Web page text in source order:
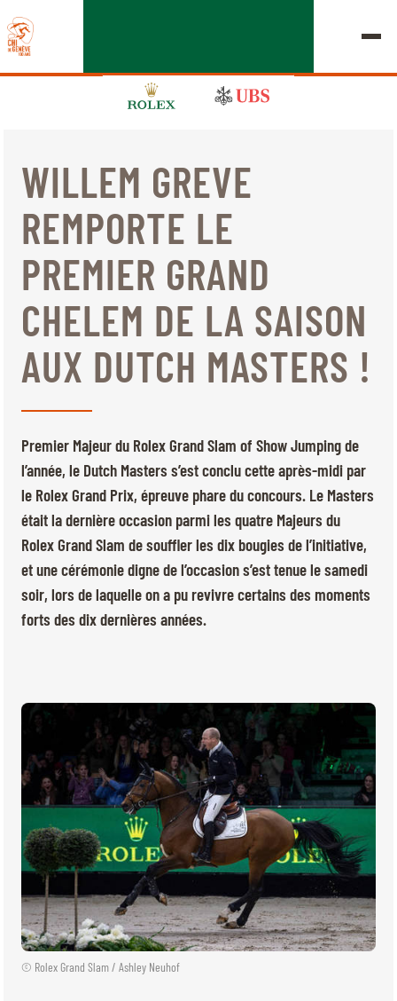
ÉDITION 2026
LE CHIG
MULTIMÉDIA
LIENS RAPIDES
ACCUEIL
EXPOSANTS
DÉPARTS & RÉSULTATS
ROLEX GRAND SLAM
FR EN
© 2026 CHI de Genève. Tous droits réservés
Jeudi, 17 Septembre 2026
© Rolex Grand Slam / Ashley Neuhof
WILLEM GREVE
REMPORTE LE
PREMIER GRAND
CHELEM DE LA SAISON
AUX DUTCH MASTERS !
Premier Majeur du Rolex Grand Slam of Show Jumping de
l’année, le Dutch Masters s’est conclu cette après-midi par
le Rolex Grand Prix, épreuve phare du concours. Le Masters
était la dernière occasion parmi les quatre Majeurs du
Rolex Grand Slam de souffler les dix bougies de l’initiative,
et une cérémonie digne de l’occasion s’est tenue le samedi
soir, lors de laquelle on a pu revivre certains des moments
forts des dix dernières années.